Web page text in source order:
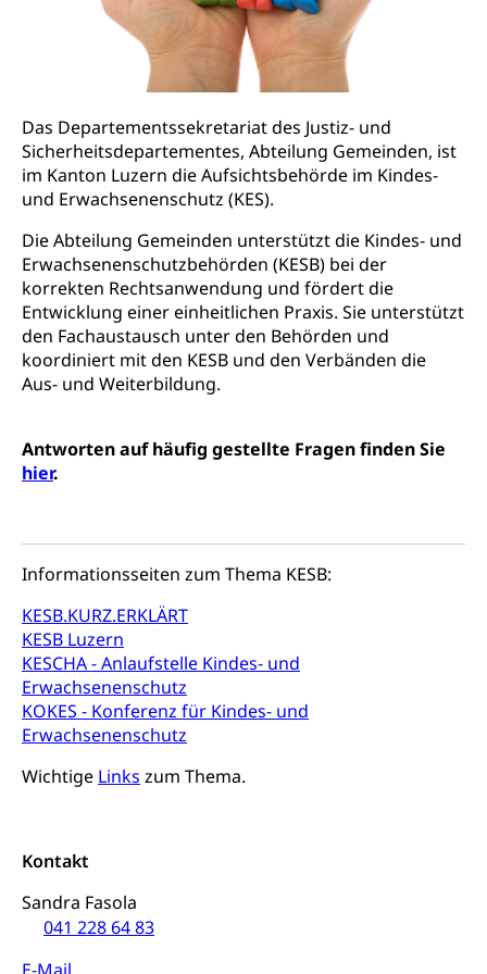
Das Departementssekretariat des Justiz- und
Sicherheitsdepartementes, Abteilung Gemeinden, ist
im Kanton Luzern die Aufsichtsbehörde im Kindes-
und Erwachsenenschutz (KES).
Die Abteilung Gemeinden unterstützt die Kindes- und
Erwachsenenschutzbehörden (KESB) bei der
korrekten Rechtsanwendung und fördert die
Entwicklung einer einheitlichen Praxis. Sie unterstützt
den Fachaustausch unter den Behörden und
koordiniert mit den KESB und den Verbänden die
Aus- und Weiterbildung.
Antworten auf häufig gestellte Fragen finden Sie
hier.
Informationsseiten zum Thema KESB:
KESB.KURZ.ERKLÄRT
KESB Luzern
KESCHA - Anlaufstelle Kindes- und
Erwachsenenschutz
KOKES - Konferenz für Kindes- und
Erwachsenenschutz
Wichtige Links zum Thema.
Kontakt
Sandra Fasola
041 228 64 83
Beratung & Unterstützung
Neuorientierung
Fachstelle Berufsbildung
BIZ Beratungs- und Informationszentrum
für Bildung und Beruf
Berufsmaturität
Zentrum für Brückenangebote
Fachklasse Grafik (fachklassegrafik.ch)
Fach- & Wirtschafts-Mittelschulzentrum FMZ
Gymnasialbildung, Kantonsschulen
Gymnasien & Fachmittelschulen (beruf.lu.ch)
Studienwahl- und Studienbearatung
Fachklasse Grafik
Gesundheitsmittelschule
Informatikmittelschule
Wirtschaftsmittelschule
FMS und Vollzeitschulen mit BM
Schulpflicht, Schulobligatorium, Primarschule,
Sekundarschule, Schulferien, Tagesschule,
Schulergänzende Betreuung, Logopädie,
Psychomotorik, Schulpsychologie, Schulsozialarbeit,
Heilpädagogik und Sonderschulen
Kantonale Sportcamps
Primarschule
Sekundarschule
Schulpflicht
Kindergarten & Basisstufe
Förderangebote
Sonderschulung
Musikschulen
Schulferien
Betreuungsangebote
Schulliste
Heilpädagogische Schulen
Freiwilliger Schulsport
Stipendien und Darlehen
Studienbeihilfe, Stipendien, Ausbildungsdarlehen
Finanzielle Unterstützung für Ausbildung
Pflege HF oder Studium Pflege FH
Fachstelle Stipendien (beruf.lu.ch)
Studienbeiträge Höhere Berufsbildung
Finanzielle Unterstützung Pädagogische
Stipendien Hochschule Luzern hslu
Universität
Technische Hochschule, Studium,
Hochschulstudium, Universitätsstudium,
universitäre Ausbildung, akademische Ausbildung,
Hochschulbildung, Hochschule, universitäre
Hochschule, Bachelor, Master, Doktorat,
Weiterbildung, Forschung, Entwicklung,
Dienstleistungen, Hochschule Luzern,
swissuniversities (Dachorganisation der Schweizer
Hochschulen)
Kindertagesstätte, Spielgruppe, Tagesmutter,
Freiwilliges Kindergarten Jahr
Frühe Sprachförderung
Frühe Förderung
Gesundheit und Soziales
Konsumentenschutz
Konsumentenrechte, Produktsicherheit,
internationale Erschöpfung, Preisabsprache, Kartell,
Lebensmittelkontrolle und
Krankenversicherung
Unfallversicherung, Berufsunfallversicherung,